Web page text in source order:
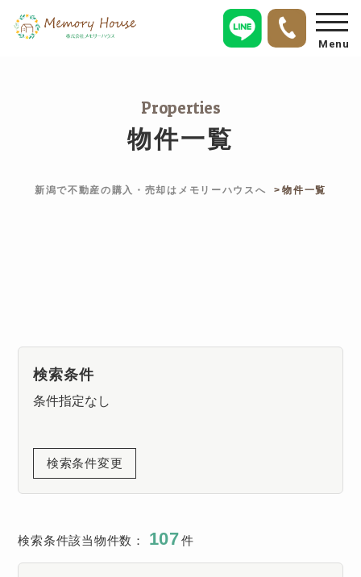
Menu
Properties
物件一覧
新潟で不動産の購入・売却はメモリーハウスへ 物件一覧
検索条件
条件指定なし
検索条件変更
検索条件該当物件数： 107件